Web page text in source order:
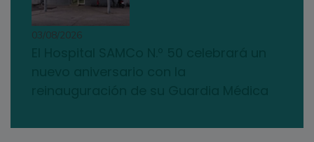
03/08/2026